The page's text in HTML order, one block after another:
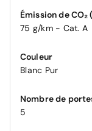
Émission de CO₂
75 g/km - Cat. A
Couleur
Blanc Pur
Nombre de
5